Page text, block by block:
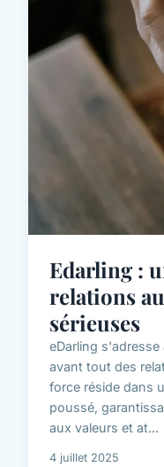
Edarling :
relations
sérieuses
eDarling
avant tout des
force réside dans
poussé,
aux valeurs et at...
4 juillet 2025